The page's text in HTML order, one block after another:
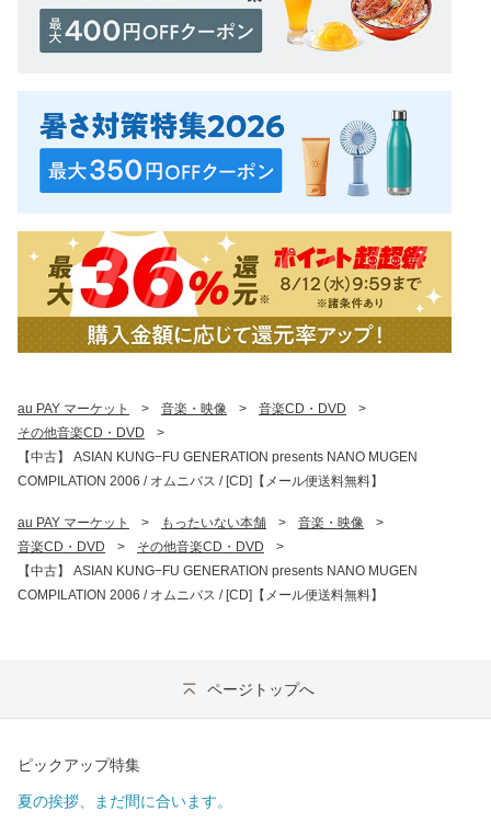
au PAY マーケット > 音楽・映像 > 音楽CD・DVD
>
その他音楽CD・DVD
>
【中古】 ASIAN KUNG−FU GENERATION presents NANO MUGEN
COMPILATION 2006 / オムニバス / [CD]【メール便送料無料】
au PAY マーケット > もったいない本舗 > 音楽・映像
>
音楽CD・DVD
> その他音楽CD・DVD
>
【中古】 ASIAN KUNG−FU GENERATION presents NANO MUGEN
COMPILATION 2006 / オムニバス / [CD]【メール便送料無料】
ページトップへ
ピックアップ特集
夏の挨拶、まだ間に合います。